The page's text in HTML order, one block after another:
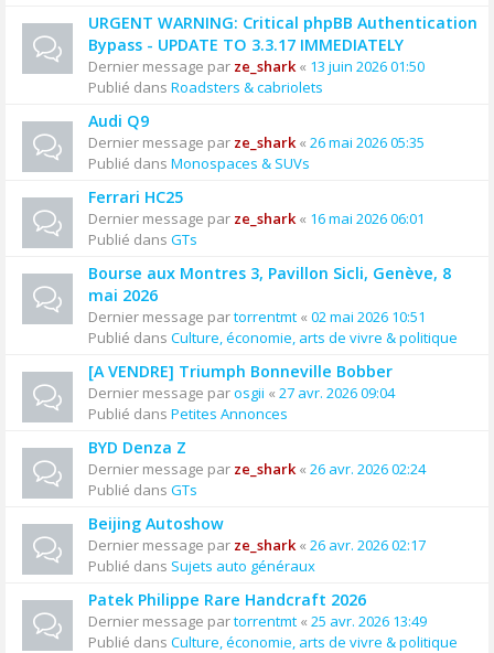
URGENT WARNING: Critical phpBB Authentication
Bypass - UPDATE TO 3.3.17 IMMEDIATELY
Dernier message par ze_shark« 13 juin 2026 01:50
Publié dans Roadsters & cabriolets
Audi Q9
Dernier message par ze_shark« 26 mai 2026 05:35
Publié dans Monospaces & SUVs
Ferrari HC25
Dernier message par ze_shark« 16 mai 2026 06:01
Publié dans GTs
Bourse aux Montres 3, Pavillon Sicli, Genève, 8
mai 2026
Dernier message partorrentmt « 02 mai 2026 10:51
Publié dans Culture, économie, arts de vivre & politique
[A VENDRE] Triumph Bonneville Bobber
Dernier message parosgii « 27 avr. 2026 09:04
Publié dans Petites Annonces
BYD Denza Z
Dernier message par ze_shark« 26 avr. 2026 02:24
Publié dans GTs
Beijing Autoshow
Dernier message par ze_shark« 26 avr. 2026 02:17
Publié dans Sujets auto généraux
Patek Philippe Rare Handcraft 2026
Dernier message partorrentmt « 25 avr. 2026 13:49
Publié dans Culture, économie, arts de vivre & politique